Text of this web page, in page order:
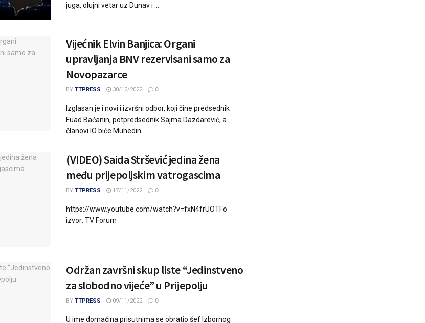
juga, olujni vetar uz Dunav i ...
Vijećnik Elvin Banjica: Organi
upravljanja BNV rezervisani samo za
Novopazarce
BY TTPRESS 30/12/2022 0
Izglasan je i novi i izvršni odbor, koji čine predsednik
Fuad Baćanin, potpredsednik Sajma Dazdarević, a
članovi IO biće Muhedin ...
(VIDEO) Saida Stršević jedina žena
među prijepoljskim vatrogascima
BY TTPRESS 17/11/2022 0
https://www.youtube.com/watch?v=fxN4frUOTFo
izvor: TV Forum
Održan završni skup liste “Jedinstveno
za slobodno vijeće” u Prijepolju
BY TTPRESS 09/11/2022 0
U ime domaćina prisutnima se obratio šef Izbornog